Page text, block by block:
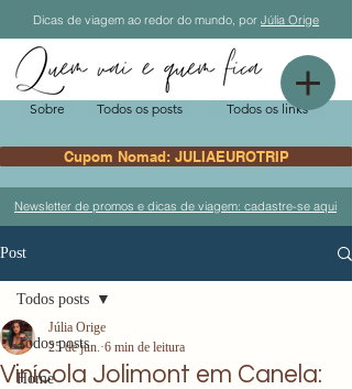
Sobre Todos os posts Todos os links
Cupom Nomad: JULIAEUROTRIP
Dicas de viagem ao redor do mundo, por Júlia Orige
Newsletter de promos e dicas de viagem: cadastre-se aqui
Post
Todos posts
Home
Todos posts
Vinícola Jolimont em Canela:
Júlia Orige
25 de jun. 6 min de leitura